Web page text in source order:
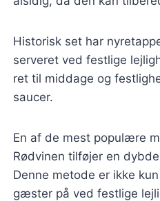
Historisk set har
serveret ved festlige
ret til middage og
saucer.
En af de mest populære
Rødvinen tilføjer en
Denne metode er ikke
gæster på ved festlige